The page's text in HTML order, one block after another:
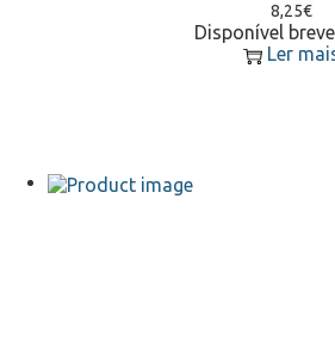
8,25€
Disponível
Ler